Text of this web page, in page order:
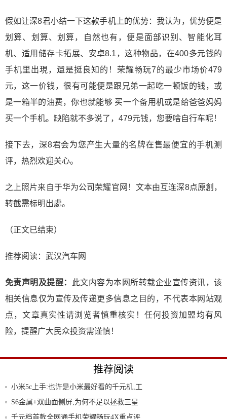
假如让深8君小结一下这款手机上的优势：我认为，优势便是
划算、划算、划算，自然也有，便是面部识别、智能化耳
机、适用储存卡拓展、安卓8.1，这种物品，在400多元钱的
手机里出現，還是挺良知的！荣耀畅玩7的最少市场价479
元，这一价钱，很有可能便是跟兄弟一起吃一顿饭的钱，或
是一箱半的油费，你也就能够 买一个备用机或是给爸爸妈妈
买一个手机。缺陷就不多说了，479元钱，您要啥自行车呢！
接下去，深8君会为您产生大量的名牌在售最便宜的手机测
评，热烈欢迎关心。
之上照片来自于华为公司荣耀官网！文本由互连深8点原創，
转截需标明出處。
（正文已结束）
推荐阅读： 武汉汽车网
免责声明及提醒：
此文内容为本网所转载企业宣传资讯，该
相关信息仅为宣传及传递更多信息之目的，不代表本网站观
点，文章真实性请浏览者慎重核实！任何投资加盟均有风
险，提醒广大民众投资需谨慎！
推荐阅读
小米5c上手:也许是小米最好看的千元机,工
艺
S6金属+双曲面侧屏,为何不足以拯救三星
千元档首款全网通手机荣耀畅玩4X重点评